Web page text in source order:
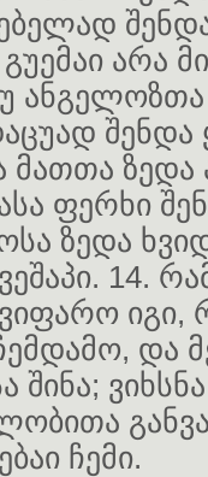
არა
ანგელოზთა
ზედა
ფერხი
ზედა
14.
იგი,
და
შინა;
ჩემი.